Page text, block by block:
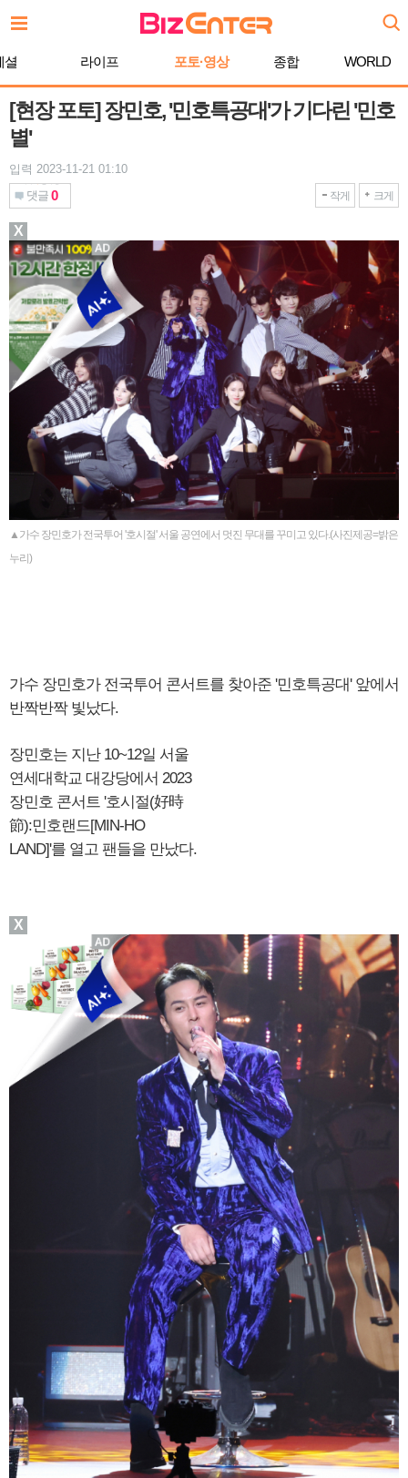
문
로
기
셜 라이프 포토·영상 종합 WORLD
[현장 포토] 장민호, '민호특공대'가 기다린 '민호
별'
입력 2023-11-21 01:10
댓글 0 작게 크게
▲가수 장민호가 전국투어 '호시절' 서울 공연에서 멋진 무대를 꾸미고 있다.(사진제공=밝은
누리)
가수 장민호가 전국투어 콘서트를 찾아준 '민호특공대' 앞에서
반짝반짝 빛났다.
장민호는 지난 10~12일 서울
연세대학교 대강당에서 2023
장민호 콘서트 '호시절(好時
節):민호랜드[MIN-HO
LAND]'를 열고 팬들을 만났다.
X
X